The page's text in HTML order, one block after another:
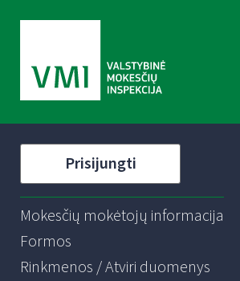
Prisijungti
Mokesčių mokėtojų informacija
Formos
Rinkmenos / Atviri duomenys